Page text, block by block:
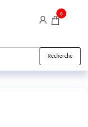
0
Recherche